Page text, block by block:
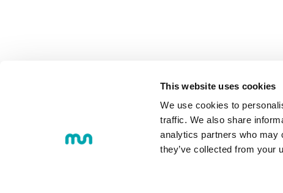
This website uses cookies
We use cookies to
traffic. We also share
analytics partners who may
they’ve collected from your